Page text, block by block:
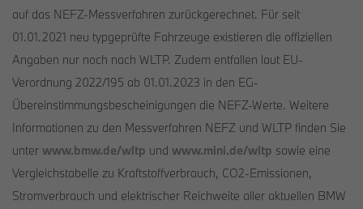
auf das NEFZ-Messverfahren zurückgerechnet. Für seit
01.01.2021 neu typgeprüfte Fahrzeuge existieren die offiziellen
Angaben nur noch nach WLTP. Zudem entfallen laut EU-
Verordnung 2022/195 ab 01.01.2023 in den EG-
Übereinstimmungsbescheinigungen die NEFZ-Werte. Weitere
Informationen zu den Messverfahren NEFZ und WLTP finden Sie
unter www.bmw.de/wltp und www.mini.de/wltp sowie eine
Vergleichstabelle zu Kraftstoffverbrauch, CO2-Emissionen,
Stromverbrauch und elektrischer Reichweite aller aktuellen BMW